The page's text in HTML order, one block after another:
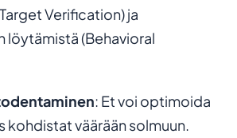
Verification) ja
löytämistä (Behavioral
: Et voi optimoida
kohdistat väärään solmuun.